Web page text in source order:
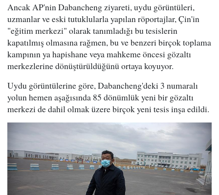
Ancak AP'nin Dabancheng ziyareti, uydu görüntüleri,
uzmanlar ve eski tutuklularla yapılan röportajlar, Çin'in
"eğitim merkezi" olarak tanımladığı bu tesislerin
kapatılmış olmasına rağmen, bu ve benzeri birçok toplama
kampının ya hapishane veya mahkeme öncesi gözaltı
merkezlerine dönüştürüldüğünü ortaya koyuyor.
Uydu görüntülerine göre, Dabancheng'deki 3 numaralı
yolun hemen aşağısında 85 dönümlük yeni bir gözaltı
merkezi de dahil olmak üzere birçok yeni tesis inşa edildi.